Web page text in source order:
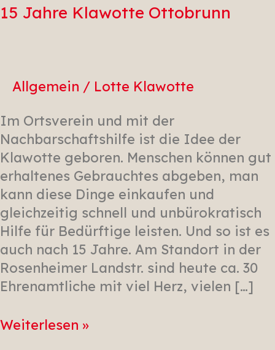
15 Jahre Klawotte Ottobrunn
Allgemein / Lotte Klawotte
Im Ortsverein und mit der
Nachbarschaftshilfe ist die Idee der
Klawotte geboren. Menschen können gut
erhaltenes Gebrauchtes abgeben, man
kann diese Dinge einkaufen und
gleichzeitig schnell und unbürokratisch
Hilfe für Bedürftige leisten. Und so ist es
auch nach 15 Jahre. Am Standort in der
Rosenheimer Landstr. sind heute ca. 30
Ehrenamtliche mit viel Herz, vielen […]
Klawotte
Weiterlesen »